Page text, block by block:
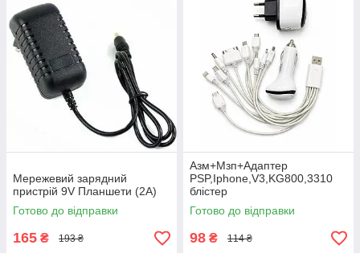
Мережевий зарядний
пристрій 9V Планшети (2A)
Готово до відправки
165 ₴ 193 ₴
Азм+Мзп+Адаптер
PSP,Iphone,V3,KG800,3310
блістер
Готово до відправки
98 ₴ 114 ₴